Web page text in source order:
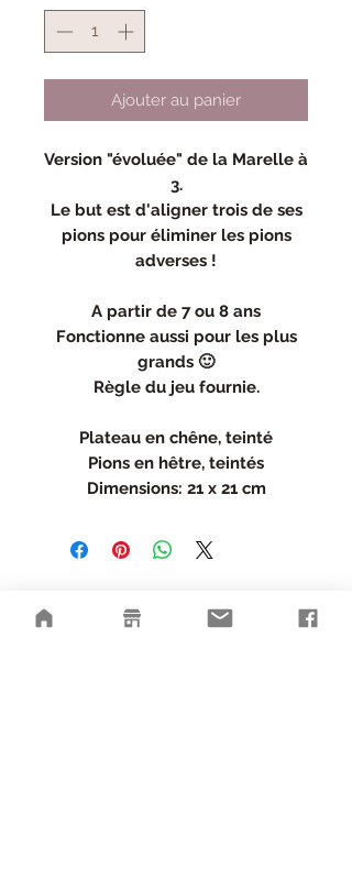
Ajouter au panier
Version "évoluée" de la Marelle à
3.
Le but est d'aligner trois de ses
pions pour éliminer les pions
adverses !
A partir de 7 ou 8 ans
Fonctionne aussi pour les plus
grands 🙂
Règle du jeu fournie.
Plateau en chêne, teinté
Pions en hêtre, teintés
Dimensions: 21 x 21 cm